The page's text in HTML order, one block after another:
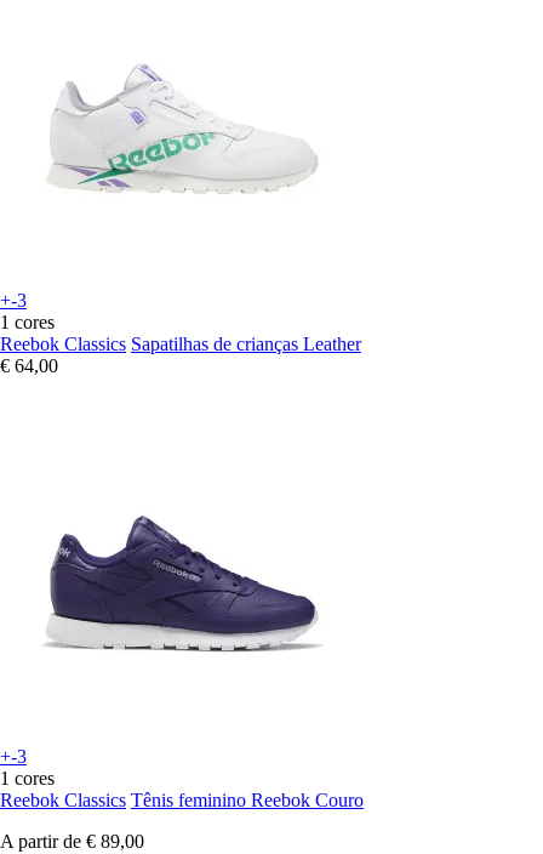
+-3
1 cores
Reebok Classics Sapatilhas de crianças Leather
€ 64,00
+-3
1 cores
Reebok Classics Tênis feminino Reebok Couro
A partir de € 89,00